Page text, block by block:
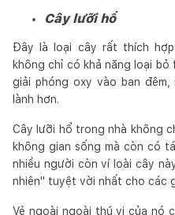
Cây lưỡi hổ
Đây là loại cây rất thích
không chỉ có khả năng loại bỏ
giải phóng oxy vào ban
lành hơn.
Cây lưỡi hổ trong nhà không
không gian sống mà còn có
nhiều người còn ví loài cây
nhiên" tuyệt vời nhất cho các
Vẻ ngoài ngoài thú vị của nó